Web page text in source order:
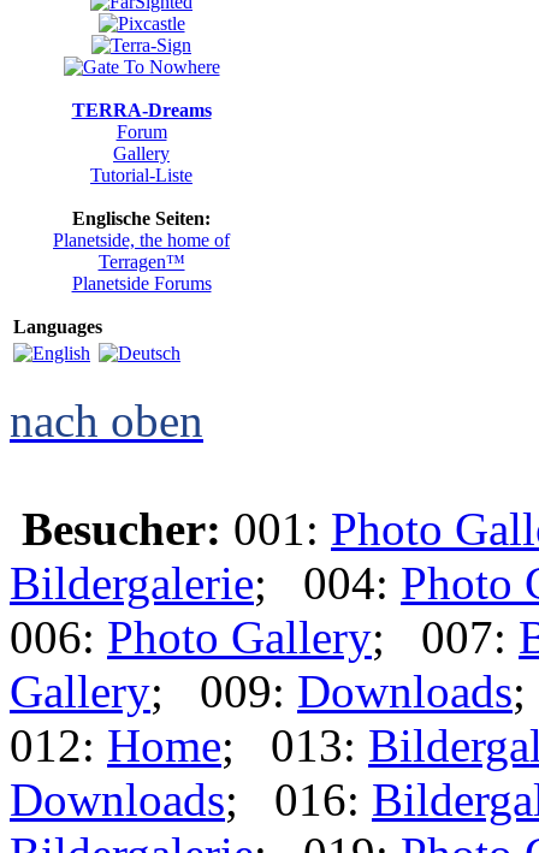
TERRA-Dreams
Forum
Gallery
Tutorial-Liste
Englische Seiten:
Planetside, the home of
Terragen™
Planetside Forums
Languages
nach oben
Besucher: 001: Photo
Bildergalerie; 004: Photo
006: Photo Gallery; 007:
Gallery; 009: Downloads
012: Home; 013:
Downloads; 016: